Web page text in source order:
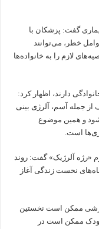
گفت: پزشکان با
خطر، می‌توانند
لازم را به خانواده‌ها
دارند، اظهار کرد:
از جمله آسم، آلرژی بینی
و همین موضوع
است.
«رژه آلرژیک» گفت: روند
نخست زندگی آغاز
ممکن است نخستین
کودک ممکن است در